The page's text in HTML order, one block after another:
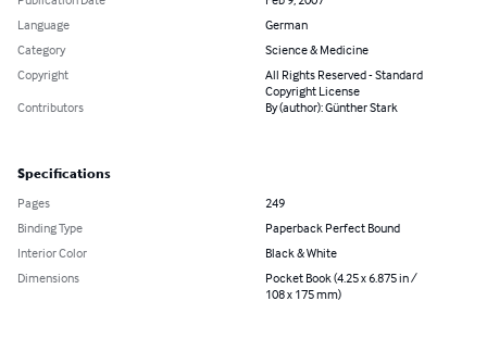
Language
German
Category
Science & Medicine
Copyright
All Rights Reserved - Standard
Copyright License
Contributors
By (author): Günther Stark
Specifications
Pages
249
Binding Type
Paperback Perfect Bound
Interior Color
Black & White
Dimensions
Pocket Book (4.25 x 6.875 in /
108 x 175 mm)